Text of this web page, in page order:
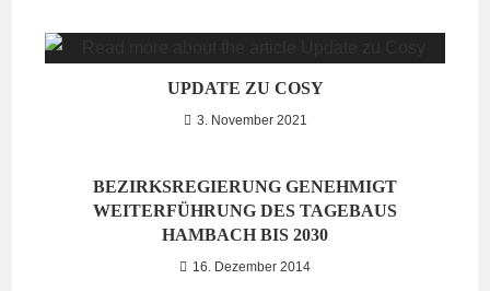
UPDATE ZU COSY
3. November 2021
BEZIRKSREGIERUNG GENEHMIGT
WEITERFÜHRUNG DES TAGEBAUS
HAMBACH BIS 2030
16. Dezember 2014